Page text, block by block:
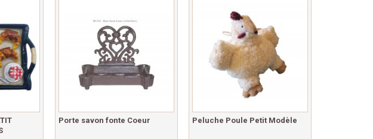
Porte savon fonte Coeur Peluche Poule Petit Modèle